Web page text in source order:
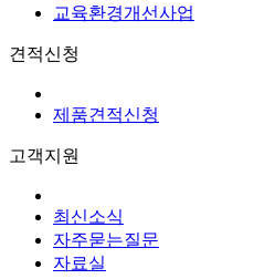
교육환경개선사업
견적신청
제품견적신청
고객지원
최신소식
자주묻는질문
자료실